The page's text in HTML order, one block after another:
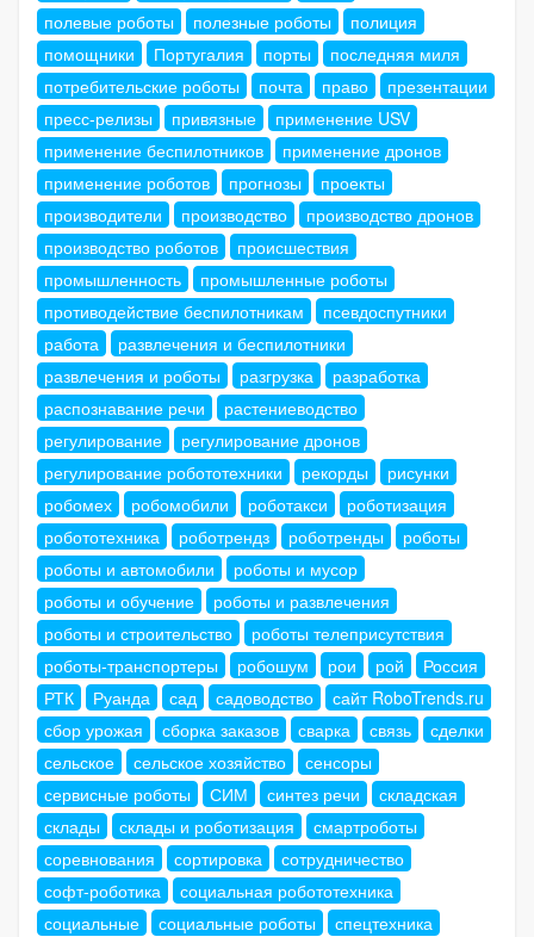
полевые роботы
полезные роботы
полиция
помощники
Португалия порты
последняя миля
потребительские роботы
почта право
презентации
пресс-релизы
привязные
применение USV
применение беспилотников
применение дронов
применение роботов
прогнозы
проекты
производители
производство
производство дронов
производство роботов
происшествия
промышленность
промышленные роботы
противодействие беспилотникам
псевдоспутники
работа
развлечения и беспилотники
развлечения и роботы
разгрузка
разработка
распознавание речи
растениеводство
регулирование
регулирование дронов
регулирование робототехники
рекорды
рисунки
робомех
робомобили роботакси
роботизация
робототехника
роботрендз роботренды
роботы
роботы и автомобили
роботы и мусор
роботы и обучение
роботы и развлечения
роботы и строительство
роботы телеприсутствия
роботы-транспортеры
робошум рои рой
Россия
РТК
Руанда сад садоводство
сайт RoboTrends.ru
сбор урожая
сборка заказов сварка связь
сделки
сельское
сельское хозяйство
сенсоры
сервисные роботы
СИМ синтез речи
складская
склады
склады и роботизация
смартроботы
соревнования
сортировка
сотрудничество
софт-роботика
социальная робототехника
социальные
социальные роботы
спецтехника